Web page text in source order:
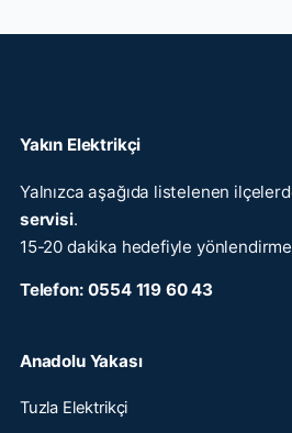
Yakın Elektrikçi
Yalnızca aşağıda listelenen
servisi.
15-20 dakika hedefiyle
Telefon: 0554 119 60 43
Anadolu Yakası
Tuzla Elektrikçi